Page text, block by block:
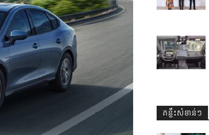
គន្លឹះសំខាន់ៗ